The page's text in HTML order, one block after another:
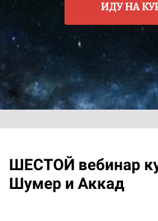
ИДУ НА
ШЕСТОЙ вебинар
Шумер и Аккад